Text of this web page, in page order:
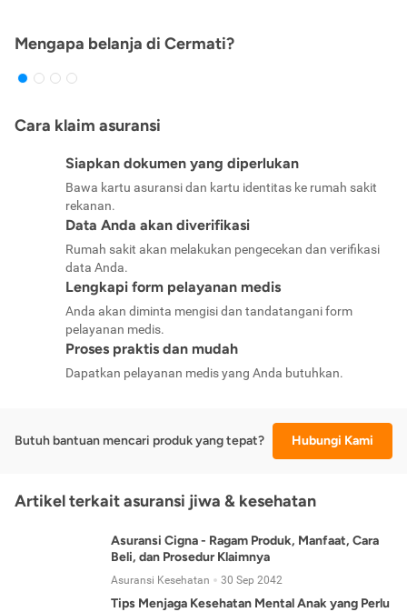
Mengapa belanja di Cermati?
Cara klaim asuransi
Siapkan dokumen yang diperlukan
Bawa kartu asuransi dan kartu identitas ke rumah sakit
rekanan.
Data Anda akan diverifikasi
Rumah sakit akan melakukan pengecekan dan verifikasi
data Anda.
Lengkapi form pelayanan medis
Anda akan diminta mengisi dan tandatangani form
pelayanan medis.
Proses praktis dan mudah
Dapatkan pelayanan medis yang Anda butuhkan.
Butuh bantuan mencari produk yang tepat? Hubungi Kami
Artikel terkait asuransi jiwa & kesehatan
Asuransi Cigna - Ragam Produk, Manfaat, Cara
Beli, dan Prosedur Klaimnya
Asuransi Kesehatan 30 Sep 2042
Tips Menjaga Kesehatan Mental Anak yang Perlu